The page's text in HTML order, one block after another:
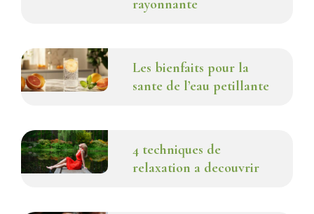
rayonnante
Les bienfaits pour la
sante de l’eau petillante
4 techniques de
relaxation a decouvrir